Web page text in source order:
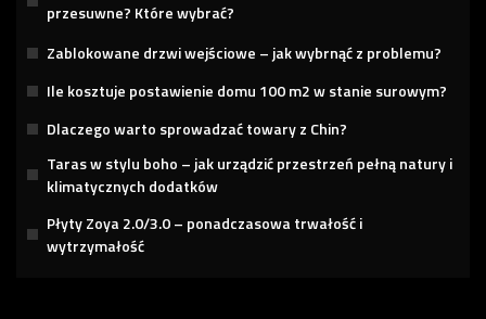
przesuwne? Które wybrać?
Zablokowane drzwi wejściowe – jak wybrnąć z problemu?
Ile kosztuje postawienie domu 100 m2 w stanie surowym?
Dlaczego warto sprowadzać towary z Chin?
Taras w stylu boho – jak urządzić przestrzeń pełną natury i
klimatycznych dodatków
Płyty Zoya 2.0/3.0 – ponadczasowa trwałość i
wytrzymałość